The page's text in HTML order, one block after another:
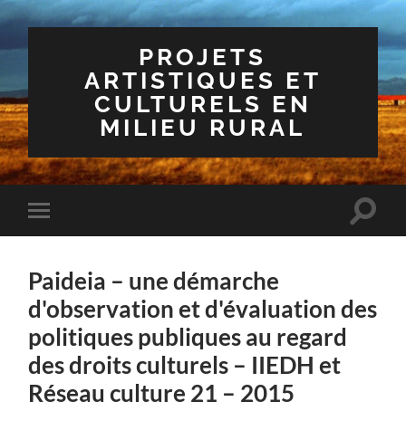
PROJETS
ARTISTIQUES ET
CULTURELS EN
MILIEU RURAL
Toggle
mobile
Toggle
Paideia – une démarche
d'observation et d'évaluation des
politiques publiques au regard
des droits culturels – IIEDH et
Réseau culture 21 – 2015